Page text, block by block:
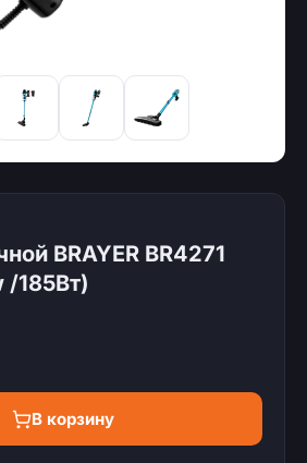
BRAYER BR4271
/185Вт)
В корзину